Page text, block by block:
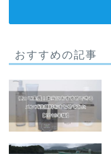
おすすめの記事